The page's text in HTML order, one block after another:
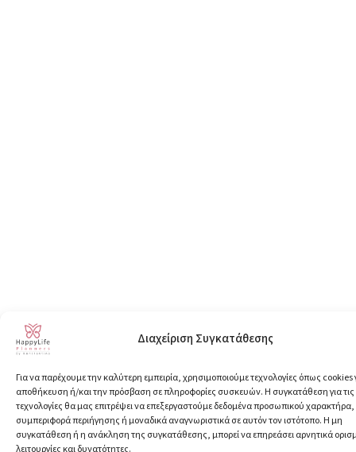
Διαχείριση Συγκατάθεσης
Για να παρέχουμε την καλύτερη εμπειρία, χρησιμοποιούμε τεχνολογίες όπως cookies
αποθήκευση ή/και την πρόσβαση σε πληροφορίες συσκευών. Η συγκατάθεση για
τεχνολογίες θα μας επιτρέψει να επεξεργαστούμε δεδομένα προσωπικού
συμπεριφορά περιήγησης ή μοναδικά αναγνωριστικά σε αυτόν τον ιστότοπο. Η μη
συγκατάθεση ή η ανάκληση της συγκατάθεσης, μπορεί να επηρεάσει αρνητικά
λειτουργίες και δυνατότητες.